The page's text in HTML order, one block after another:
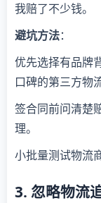
我赔了不少钱。
避坑方法：
优先选择有品牌
口碑的第三方物
签合同前问清楚
理。
小批量测试物流
3. 忽略物流